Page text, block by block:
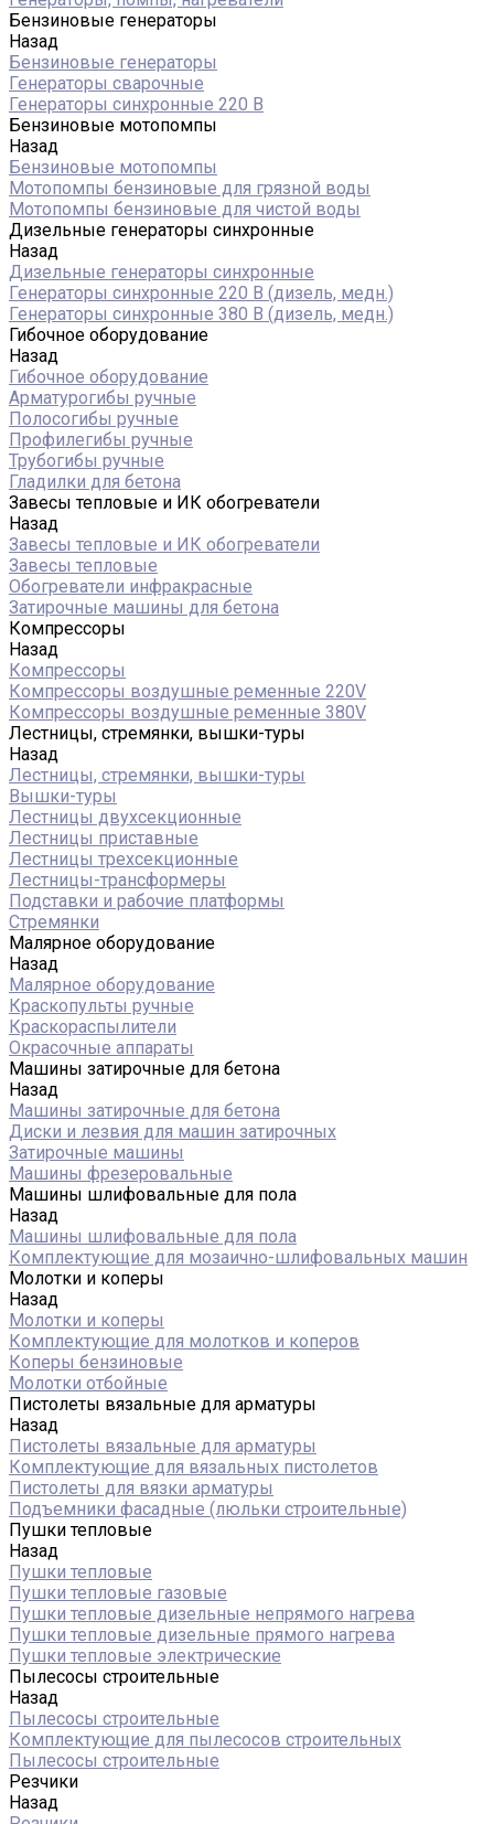
Бензиновые генераторы
Назад
Бензиновые генераторы
Генераторы сварочные
Генераторы синхронные 220 В
Бензиновые мотопомпы
Назад
Бензиновые мотопомпы
Мотопомпы бензиновые для грязной воды
Мотопомпы бензиновые для чистой воды
Дизельные генераторы синхронные
Назад
Дизельные генераторы синхронные
Генераторы синхронные 220 В (дизель, медн.)
Генераторы синхронные 380 В (дизель, медн.)
Гибочное оборудование
Назад
Гибочное оборудование
Арматурогибы ручные
Полосогибы ручные
Профилегибы ручные
Трубогибы ручные
Гладилки для бетона
Завесы тепловые и ИК обогреватели
Назад
Завесы тепловые и ИК обогреватели
Завесы тепловые
Обогреватели инфракрасные
Затирочные машины для бетона
Компрессоры
Назад
Компрессоры
Компрессоры воздушные ременные 220V
Компрессоры воздушные ременные 380V
Лестницы, стремянки, вышки-туры
Назад
Лестницы, стремянки, вышки-туры
Вышки-туры
Лестницы двухсекционные
Лестницы приставные
Лестницы трехсекционные
Лестницы-трансформеры
Подставки и рабочие платформы
Стремянки
Малярное оборудование
Назад
Малярное оборудование
Краскопульты ручные
Краскораспылители
Окрасочные аппараты
Машины затирочные для бетона
Назад
Машины затирочные для бетона
Диски и лезвия для машин затирочных
Затирочные машины
Машины фрезеровальные
Машины шлифовальные для пола
Назад
Машины шлифовальные для пола
Комплектующие для мозаично-шлифовальных машин
Молотки и коперы
Назад
Молотки и коперы
Комплектующие для молотков и коперов
Коперы бензиновые
Молотки отбойные
Пистолеты вязальные для арматуры
Назад
Пистолеты вязальные для арматуры
Комплектующие для вязальных пистолетов
Пистолеты для вязки арматуры
Подъемники фасадные (люльки строительные)
Пушки тепловые
Назад
Пушки тепловые
Пушки тепловые газовые
Пушки тепловые дизельные непрямого нагрева
Пушки тепловые дизельные прямого нагрева
Пушки тепловые электрические
Пылесосы строительные
Назад
Пылесосы строительные
Комплектующие для пылесосов строительных
Пылесосы строительные
Резчики
Назад